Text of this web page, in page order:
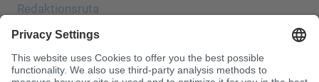
Redaktionsruta
Uppgiftsskydd
JEC